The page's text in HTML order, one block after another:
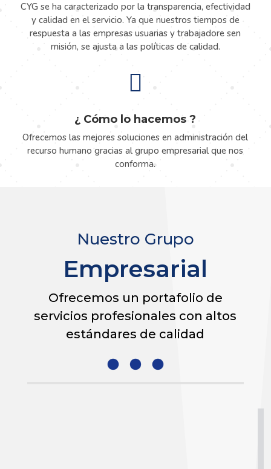
CYG se ha caracterizado por la transparencia, efectividad
y calidad en el servicio. Ya que nuestros tiempos de
respuesta a las empresas usuarias y trabajadore sen
misión, se ajusta a las políticas de calidad.

¿ Cómo lo hacemos ?
Ofrecemos las mejores soluciones en administración del
recurso humano gracias al grupo empresarial que nos
conforma.
Nuestro Grupo
Empresarial
Ofrecemos un portafolio de
servicios profesionales con altos
estándares de calidad